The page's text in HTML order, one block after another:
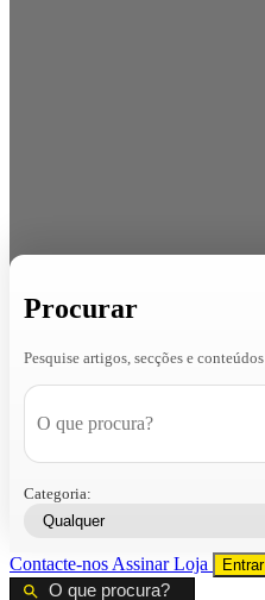
Procurar
Pesquise artigos, secções e conteúdos
Categoria:
Contacte-nos AssinarLoja Entrar